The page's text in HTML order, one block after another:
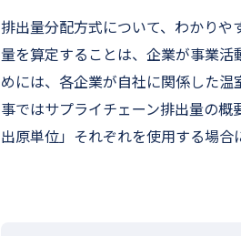
排出量分配方式について、わかり
量を算定することは、企業が事業
めには、各企業が自社に関係した
事ではサプライチェーン排出量の
出原単位」それぞれを使用する場合